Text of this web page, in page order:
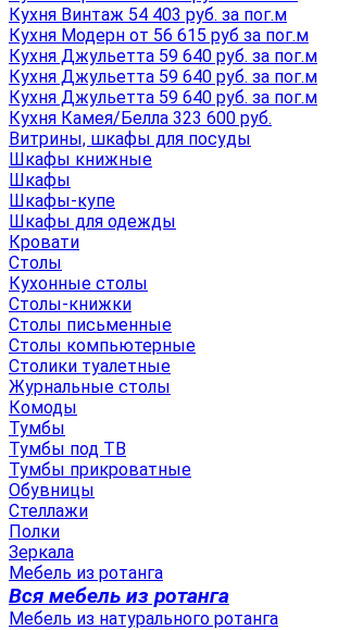
Кухня Винтаж 54 403 руб. за пог.м
Кухня Модерн от 56 615 руб за пог.м
Кухня Джульетта 59 640 руб. за пог.м
Кухня Джульетта 59 640 руб. за пог.м
Кухня Джульетта 59 640 руб. за пог.м
Кухня Камея/Белла 323 600 руб.
Витрины, шкафы для посуды
Шкафы книжные
Шкафы
Шкафы-купе
Шкафы для одежды
Кровати
Столы
Кухонные столы
Столы-книжки
Столы письменные
Столы компьютерные
Столики туалетные
Журнальные столы
Комоды
Тумбы
Тумбы под ТВ
Тумбы прикроватные
Обувницы
Стеллажи
Полки
Зеркала
Мебель из ротанга
Вся мебель из ротанга
Мебель из натурального ротанга